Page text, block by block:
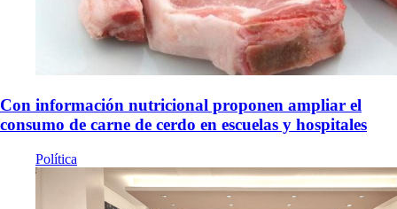
Con información nutricional proponen ampliar el
consumo de carne de cerdo en escuelas y hospitales
Política